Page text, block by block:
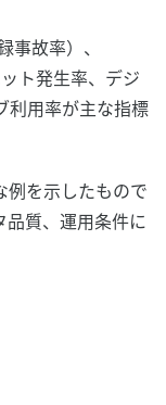
事故率）、
ト発生率、デジ
利用率が主な指標
例を示したもので
品質、運用条件に